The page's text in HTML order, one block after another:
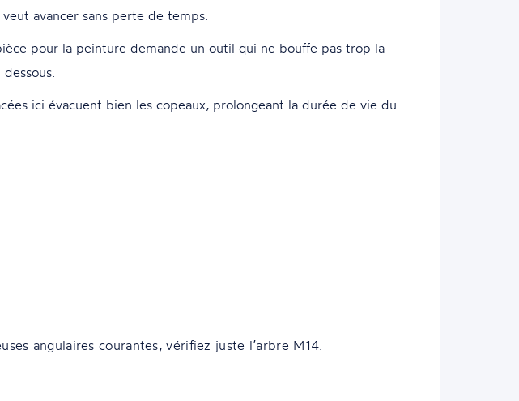
avancer sans perte de temps.
pour la peinture demande un outil qui ne bouffe pas trop la
ici évacuent bien les copeaux, prolongeant la durée de vie du
angulaires courantes, vérifiez juste l’arbre M14.